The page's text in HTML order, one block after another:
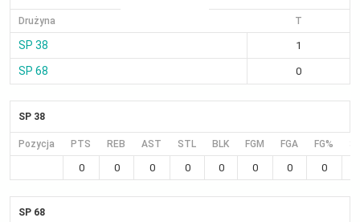
Drużyna T
SP 38 1
SP 68 0
SP 38
Pozycja PTS REB AST STL BLK FGM FGA FG%
0 0 0 0 0 0 0 0
SP 68